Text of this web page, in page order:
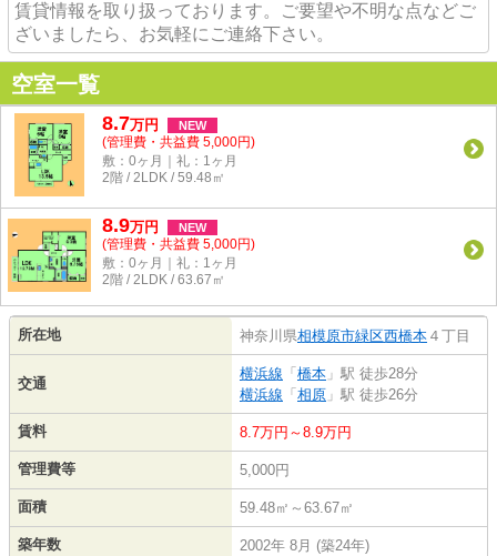
賃貸情報を取り扱っております。ご要望や不明な点などご
ざいましたら、お気軽にご連絡下さい。
空室一覧
8.7万円 NEW
(管理費・共益費 5,000円)
敷：0ヶ月｜礼：1ヶ月
2階 / 2LDK / 59.48㎡
8.9万円 NEW
(管理費・共益費 5,000円)
敷：0ヶ月｜礼：1ヶ月
2階 / 2LDK / 63.67㎡
所在地 神奈川県相模原市緑区西橋本 ４丁目
交通
横浜線 「 橋本 」駅 徒歩28分
横浜線 「 相原 」駅 徒歩26分
賃料 8.7万円～8.9万円
管理費等 5,000円
面積 59.48㎡～63.67㎡
築年数 2002年 8月 (築24年)